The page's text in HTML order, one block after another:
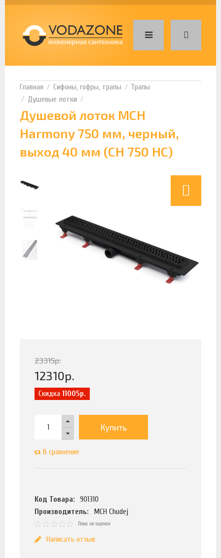
Сифоны, гофры, трапы
Трапы
Душевые лотки
Душевой лоток MCH
Harmony 750 мм, черный,
выход 40 мм (CH 750 HC)
23315р.
12310р.
Скидка 11005р.
Купить
В сравнение
Код Товара:
901310
Производитель:
MCH Chudej
Пока не оценен
Написать отзыв